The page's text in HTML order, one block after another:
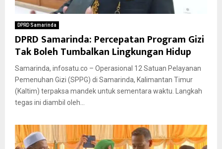
DPRD Samarinda
DPRD Samarinda: Percepatan Program Gizi
Tak Boleh Tumbalkan Lingkungan Hidup
Samarinda, infosatu.co – Operasional 12 Satuan Pelayanan
Pemenuhan Gizi (SPPG) di Samarinda, Kalimantan Timur
(Kaltim) terpaksa mandek untuk sementara waktu. Langkah
tegas ini diambil oleh...